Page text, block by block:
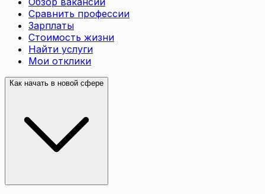
Сравнить профессии
Зарплаты
Стоимость жизни
Найти услуги
Мои отклики
Как начать в новой сфере